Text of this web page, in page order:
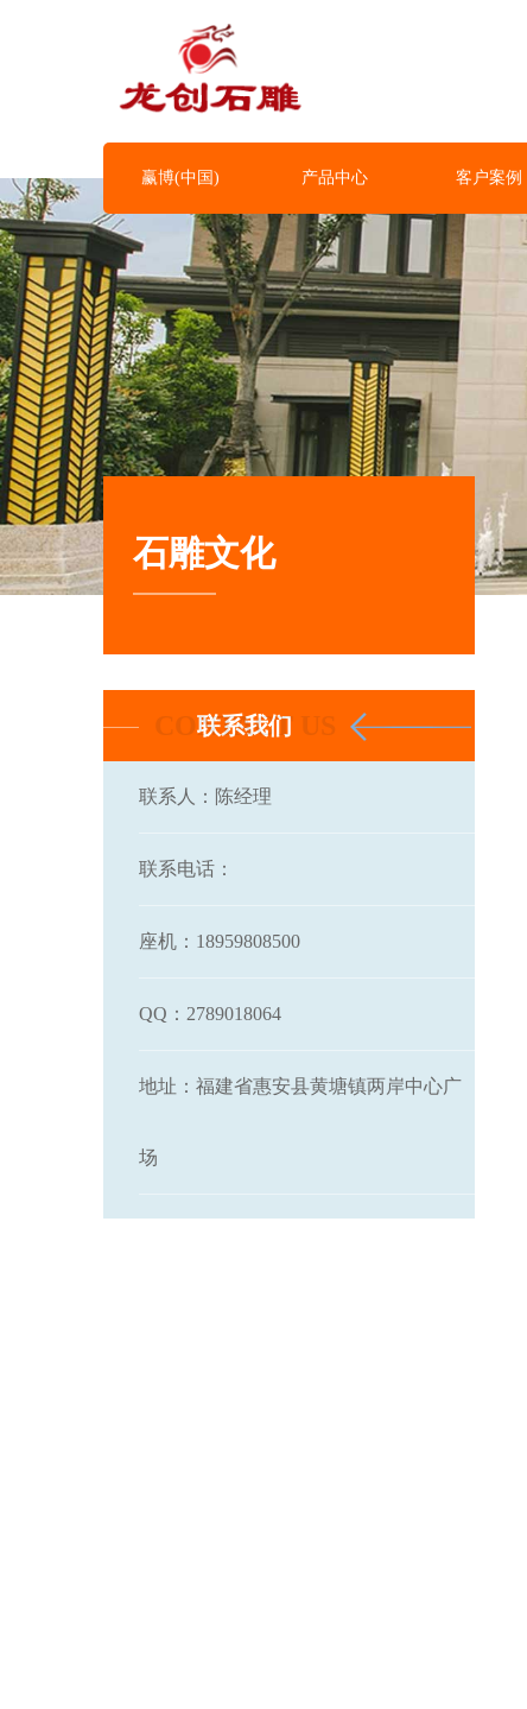
赢博(中国) 产品中心 客户案例
石雕文化
联系我们
联系人：陈经理
联系电话：
座机：18959808500
QQ：2789018064
地址：福建省惠安县黄塘镇两岸中心广
场